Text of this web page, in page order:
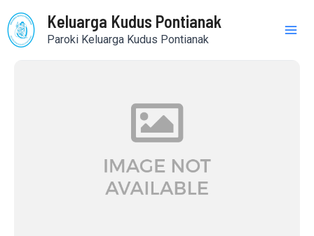
to
content
Keluarga Kudus Pontianak
Paroki Keluarga Kudus Pontianak